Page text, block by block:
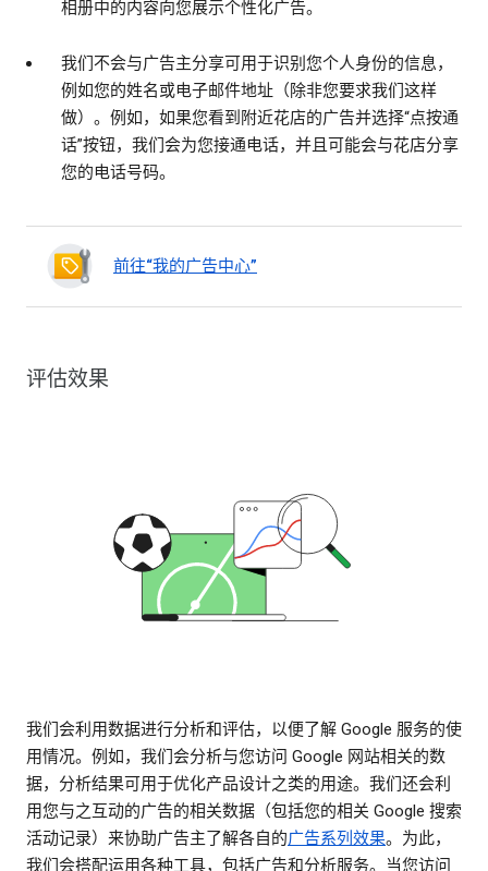
相册中的内容向您展示个性化广告。
我们不会与广告主分享可用于识别您个人身份的信息，
例如您的姓名或电子邮件地址（除非您要求我们这样
做）。例如，如果您看到附近花店的广告并选择“点按通
话”按钮，我们会为您接通电话，并且可能会与花店分享
您的电话号码。
前往“我的广告中心”
评估效果
我们会利用数据进行分析和评估，以便了解 Google 服务的使
用情况。例如，我们会分析与您访问 Google 网站相关的数
据，分析结果可用于优化产品设计之类的用途。我们还会利
用您与之互动的广告的相关数据（包括您的相关 Google 搜索
活动记录）来协助广告主了解各自的广告系列效果。为此，
我们会搭配运用各种工具，包括广告和分析服务。当您访问